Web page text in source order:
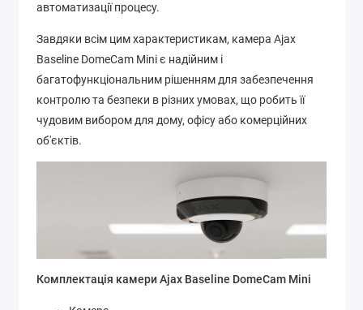
автоматизації процесу.
Завдяки всім цим характеристикам, камера Ajax
Baseline DomeCam Mini є надійним і
багатофункціональним рішенням для забезпечення
контролю та безпеки в різних умовах, що робить її
чудовим вибором для дому, офісу або комерційних
об'єктів.
Комплектація камери Ajax Baseline DomeCam Mini